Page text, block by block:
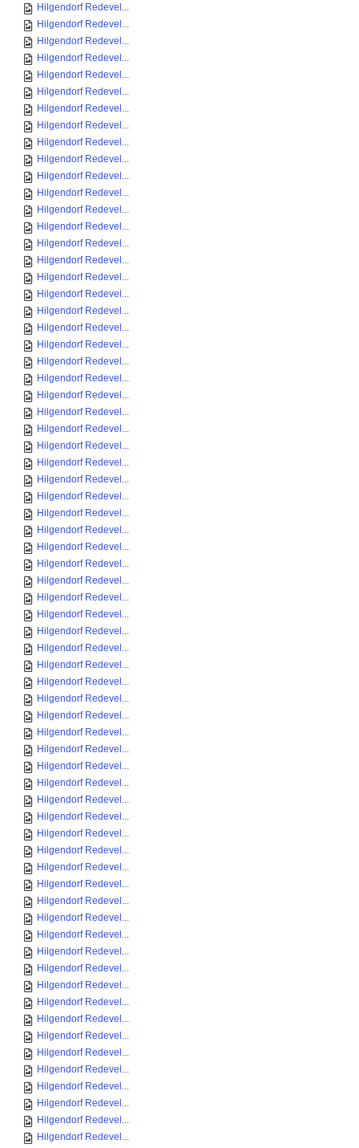
Hilgendorf Redevel...
Hilgendorf Redevel...
Hilgendorf Redevel...
Hilgendorf Redevel...
Hilgendorf Redevel...
Hilgendorf Redevel...
Hilgendorf Redevel...
Hilgendorf Redevel...
Hilgendorf Redevel...
Hilgendorf Redevel...
Hilgendorf Redevel...
Hilgendorf Redevel...
Hilgendorf Redevel...
Hilgendorf Redevel...
Hilgendorf Redevel...
Hilgendorf Redevel...
Hilgendorf Redevel...
Hilgendorf Redevel...
Hilgendorf Redevel...
Hilgendorf Redevel...
Hilgendorf Redevel...
Hilgendorf Redevel...
Hilgendorf Redevel...
Hilgendorf Redevel...
Hilgendorf Redevel...
Hilgendorf Redevel...
Hilgendorf Redevel...
Hilgendorf Redevel...
Hilgendorf Redevel...
Hilgendorf Redevel...
Hilgendorf Redevel...
Hilgendorf Redevel...
Hilgendorf Redevel...
Hilgendorf Redevel...
Hilgendorf Redevel...
Hilgendorf Redevel...
Hilgendorf Redevel...
Hilgendorf Redevel...
Hilgendorf Redevel...
Hilgendorf Redevel...
Hilgendorf Redevel...
Hilgendorf Redevel...
Hilgendorf Redevel...
Hilgendorf Redevel...
Hilgendorf Redevel...
Hilgendorf Redevel...
Hilgendorf Redevel...
Hilgendorf Redevel...
Hilgendorf Redevel...
Hilgendorf Redevel...
Hilgendorf Redevel...
Hilgendorf Redevel...
Hilgendorf Redevel...
Hilgendorf Redevel...
Hilgendorf Redevel...
Hilgendorf Redevel...
Hilgendorf Redevel...
Hilgendorf Redevel...
Hilgendorf Redevel...
Hilgendorf Redevel...
Hilgendorf Redevel...
Hilgendorf Redevel...
Hilgendorf Redevel...
Hilgendorf Redevel...
Hilgendorf Redevel...
Hilgendorf Redevel...
Hilgendorf Redevel...
Hilgendorf Redevel...